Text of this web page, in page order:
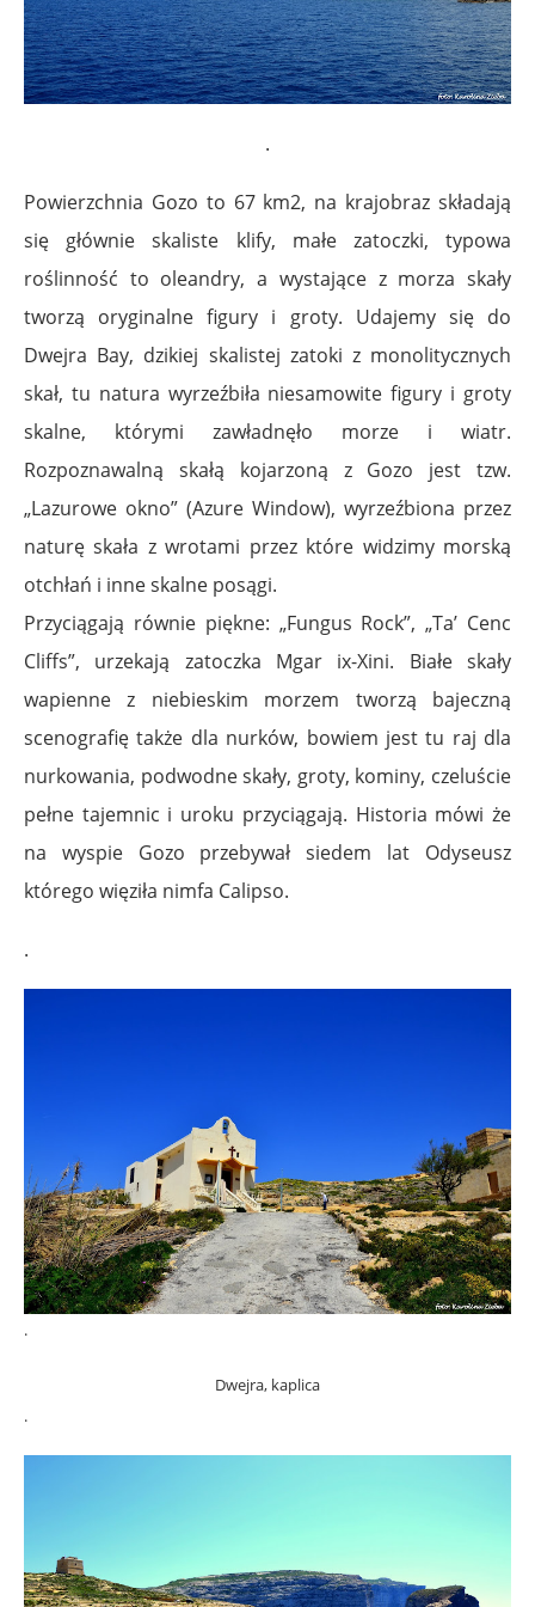
.
Powierzchnia Gozo to 67 km2, na krajobraz składają
się głównie skaliste klify, małe zatoczki, typowa
roślinność to oleandry, a wystające z morza skały
tworzą oryginalne figury i groty. Udajemy się do
Dwejra Bay, dzikiej skalistej zatoki z monolitycznych
skał, tu natura wyrzeźbiła niesamowite figury i groty
skalne, którymi zawładnęło morze i wiatr.
Rozpoznawalną skałą kojarzoną z Gozo jest tzw.
„Lazurowe okno” (Azure Window), wyrzeźbiona przez
naturę skała z wrotami przez które widzimy morską
otchłań i inne skalne posągi.
Przyciągają równie piękne: „Fungus Rock”, „Ta’ Cenc
Cliffs”, urzekają zatoczka Mgar ix-Xini. Białe skały
wapienne z niebieskim morzem tworzą bajeczną
scenografię także dla nurków, bowiem jest tu raj dla
nurkowania, podwodne skały, groty, kominy, czeluście
pełne tajemnic i uroku przyciągają. Historia mówi że
na wyspie Gozo przebywał siedem lat Odyseusz
którego więziła nimfa Calipso.
.
.
Dwejra, kaplica
.